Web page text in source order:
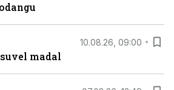
10.08.26, 09:00
madal